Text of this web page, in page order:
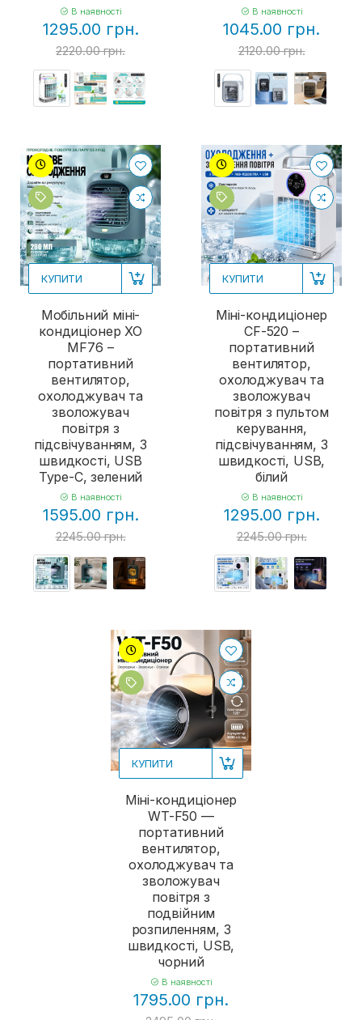
В наявності
1295.00 грн.
2220.00 грн.
В наявності
1045.00 грн.
2120.00 грн.
КУПИТИ
Мобільний міні-
кондиціонер XO
MF76 –
портативний
вентилятор,
охолоджувач та
зволожувач
повітря з
підсвічуванням, 3
швидкості, USB
Type-C, зелений
В наявності
1595.00 грн.
2245.00 грн.
КУПИТИ
Міні-кондиціонер
CF-520 –
портативний
вентилятор,
охолоджувач та
зволожувач
повітря з пультом
керування,
підсвічуванням, 3
швидкості, USB,
білий
В наявності
1295.00 грн.
2245.00 грн.
КУПИТИ
Міні-кондиціонер
WT-F50 —
портативний
вентилятор,
охолоджувач та
зволожувач
повітря з
подвійним
розпиленням, 3
швидкості, USB,
чорний
В наявності
1795.00 грн.